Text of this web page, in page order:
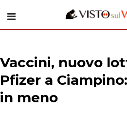
Vaccini, nuovo
Pfizer a
in meno